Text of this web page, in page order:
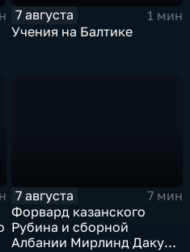
7 августа
1 мин
Учения на Балтике
7 августа
7 мин
Форвард казанского
Рубина и сборной
Албании Мирлинд Даку